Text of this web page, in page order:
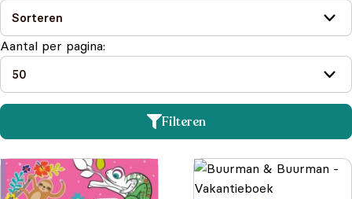
Aantal per pagina:
Filteren